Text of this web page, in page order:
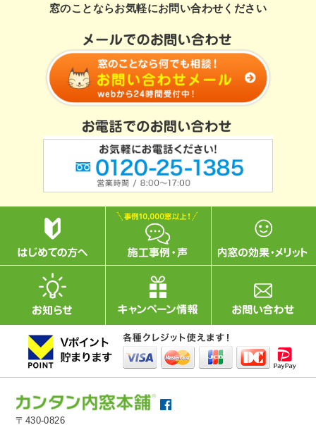
窓のことならお気軽にお問い合わせください
〒430-0826